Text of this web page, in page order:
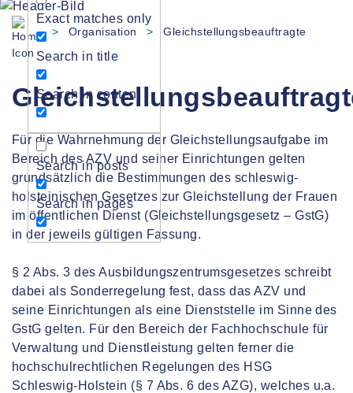
Exact matches only
Search in title
Search in content
Search in posts
Search in pages
> Organisation > Gleichstellungsbeauftragte
Für die Wahrnehmung der Gleichstellungsaufgabe im
Bereich des AZV und seiner Einrichtungen gelten
grundsätzlich die Bestimmungen des schleswig-
holsteinischen Gesetzes zur Gleichstellung der Frauen
im öffentlichen Dienst (Gleichstellungsgesetz – GstG)
in der jeweils gültigen Fassung.
§ 2 Abs. 3 des Ausbildungszentrumsgesetzes schreibt
dabei als Sonderregelung fest, dass das AZV und
seine Einrichtungen als eine Dienststelle im Sinne des
GstG gelten. Für den Bereich der Fachhochschule für
Verwaltung und Dienstleistung gelten ferner die
hochschulrechtlichen Regelungen des HSG
Schleswig-Holstein (§ 7 Abs. 6 des AZG), welches u.a.